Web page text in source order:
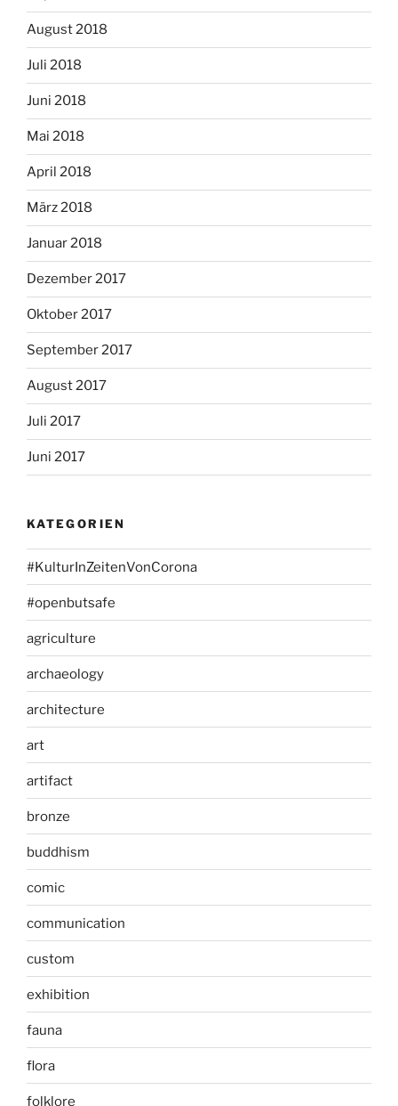
August 2018
Juli 2018
Juni 2018
Mai 2018
April 2018
März 2018
Januar 2018
Dezember 2017
Oktober 2017
September 2017
August 2017
Juli 2017
Juni 2017
KATEGORIEN
#KulturInZeitenVonCorona
#openbutsafe
agriculture
archaeology
architecture
art
artifact
bronze
buddhism
comic
communication
custom
exhibition
fauna
flora
folklore